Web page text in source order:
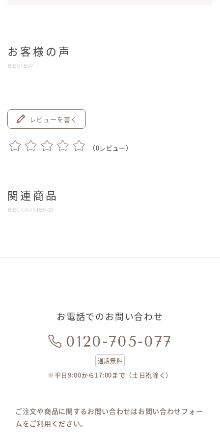
お客様の声
REVIEW
レビューを書く
（0レビュー）
関連商品
RECOMMEND
お電話でのお問い合わせ
0120-705-077
通話無料
※平日9:00から17:00まで（土日祝除く）
ご注文や商品に関するお問い合わせはお問い合わせフォー
ムをご利用ください。